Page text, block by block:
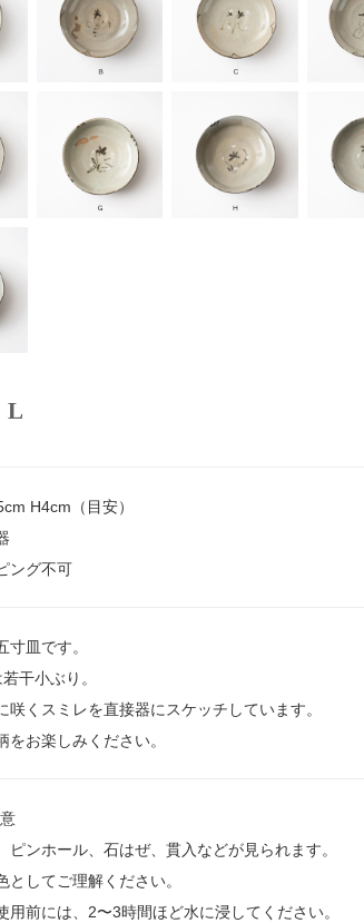
H4cm（目安）
ング不可
寸皿です。
干小ぶり。
咲くスミレを直接器にスケッチしています。
をお楽しみください。
ピンホール、石はぜ、貫入などが見られます。
してご理解ください。
用前には、2〜3時間ほど水に浸してください。